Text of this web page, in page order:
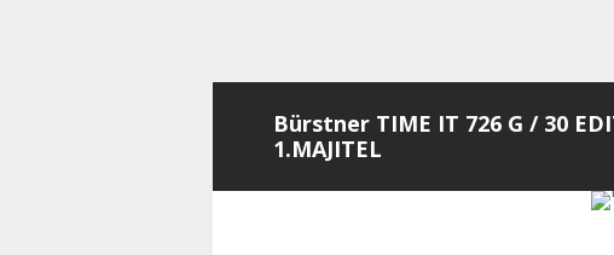
Bürstner TIME IT 726 G / 30
1.MAJITEL